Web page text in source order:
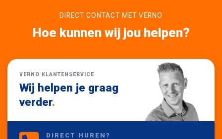
DIRECT CONTACT MET VERNO
Hoe kunnen wij jou helpen?
VERNO KLANTENSERVICE
Wij helpen je graag
verder.
DIRECT HUREN?